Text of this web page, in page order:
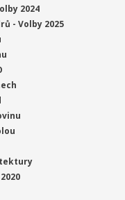
2024
- Volby 2025